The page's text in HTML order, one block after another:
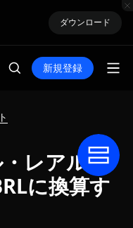
ダウンロード
新規登録
レアル両
に換算す